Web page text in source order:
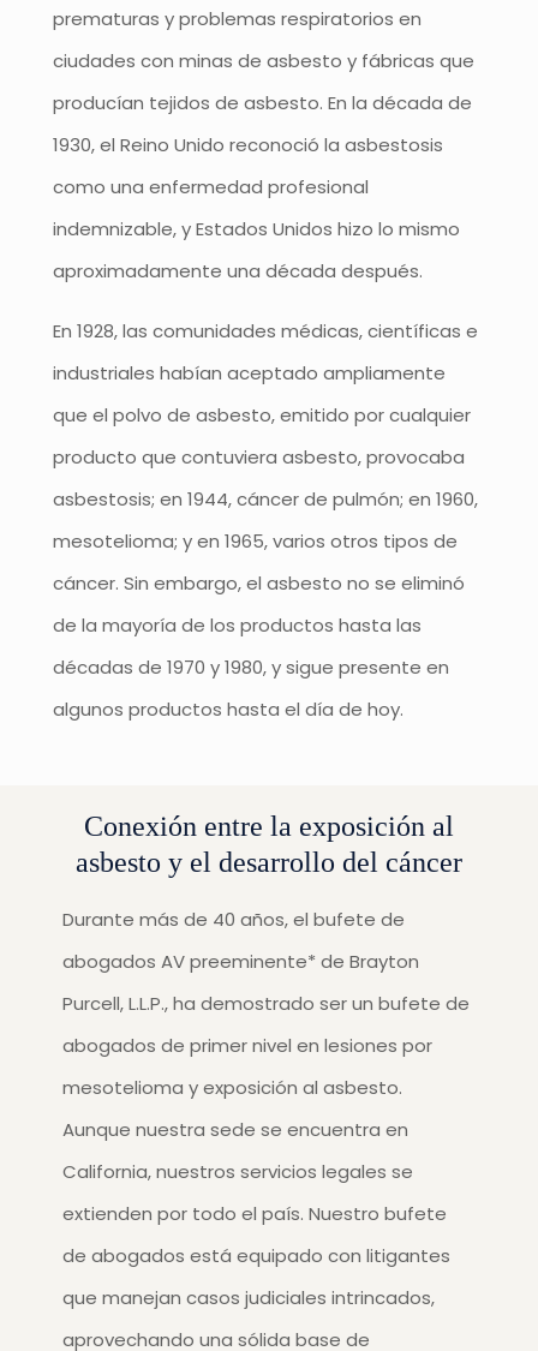
prematuras y problemas respiratorios en
ciudades con minas de asbesto y fábricas que
producían tejidos de asbesto. En la década de
1930, el Reino Unido reconoció la asbestosis
como una enfermedad profesional
indemnizable, y Estados Unidos hizo lo mismo
aproximadamente una década después.
En 1928, las comunidades médicas, científicas e
industriales habían aceptado ampliamente
que el polvo de asbesto, emitido por cualquier
producto que contuviera asbesto, provocaba
asbestosis; en 1944, cáncer de pulmón; en 1960,
mesotelioma; y en 1965, varios otros tipos de
cáncer. Sin embargo, el asbesto no se eliminó
de la mayoría de los productos hasta las
décadas de 1970 y 1980, y sigue presente en
algunos productos hasta el día de hoy.
Conexión entre la exposición al
asbesto y el desarrollo del cáncer
Durante más de 40 años, el bufete de
abogados AV preeminente* de Brayton
Purcell, L.L.P., ha demostrado ser un bufete de
abogados de primer nivel en lesiones por
mesotelioma y exposición al asbesto.
Aunque nuestra sede se encuentra en
California, nuestros servicios legales se
extienden por todo el país. Nuestro bufete
de abogados está equipado con litigantes
que manejan casos judiciales intrincados,
aprovechando una sólida base de